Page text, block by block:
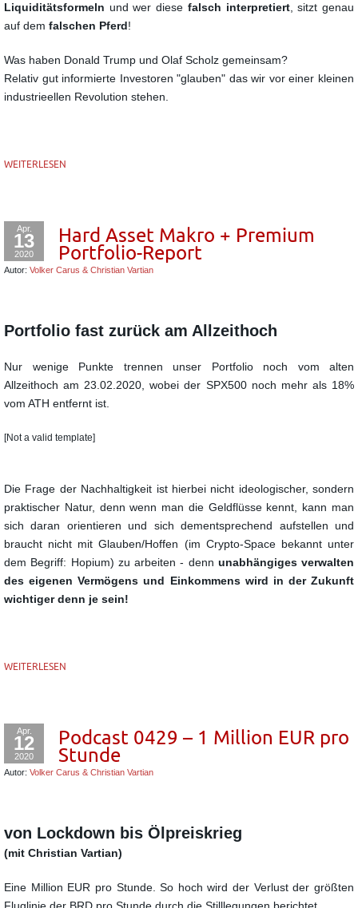
Liquiditätsformeln und wer diese falsch interpretiert, sitzt genau
auf dem falschen Pferd!
Was haben Donald Trump und Olaf Scholz gemeinsam?
Relativ gut informierte Investoren "glauben" das wir vor einer kleinen
industrieellen Revolution stehen.
WEITERLESEN
Apr.
13
2020
Hard Asset Makro + Premium
Portfolio-Report
Autor: Volker Carus & Christian Vartian
Portfolio fast zurück am Allzeithoch
Nur wenige Punkte trennen unser Portfolio noch vom alten
Allzeithoch am 23.02.2020, wobei der SPX500 noch mehr als 18%
vom ATH entfernt ist.
[Not a valid template]
Die Frage der Nachhaltigkeit ist hierbei nicht ideologischer, sondern
praktischer Natur, denn wenn man die Geldflüsse kennt, kann man
sich daran orientieren und sich dementsprechend aufstellen und
braucht nicht mit Glauben/Hoffen (im Crypto-Space bekannt unter
dem Begriff: Hopium) zu arbeiten - denn unabhängiges verwalten
des eigenen Vermögens und Einkommens wird in der Zukunft
wichtiger denn je sein!
WEITERLESEN
Apr.
12
2020
Podcast 0429 – 1 Million EUR pro
Stunde
Autor: Volker Carus & Christian Vartian
von Lockdown bis Ölpreiskrieg
(mit Christian Vartian)
Eine Million EUR pro Stunde. So hoch wird der Verlust der größten